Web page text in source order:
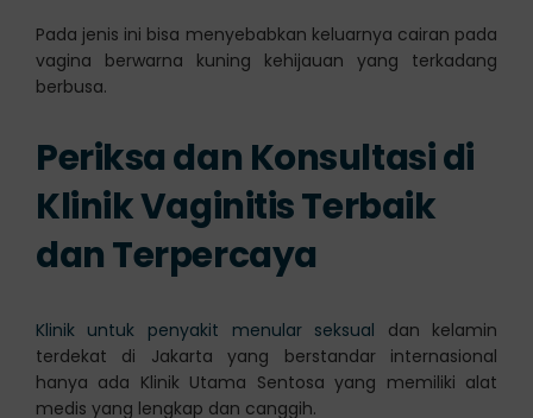
Pada jenis ini bisa menyebabkan keluarnya cairan pada
vagina berwarna kuning kehijauan yang terkadang
berbusa.
Periksa dan Konsultasi di
Klinik Vaginitis Terbaik
dan Terpercaya
Klinik untuk penyakit menular seksual dan kelamin
terdekat di Jakarta yang berstandar internasional
hanya ada Klinik Utama Sentosa yang memiliki alat
medis yang lengkap dan canggih.